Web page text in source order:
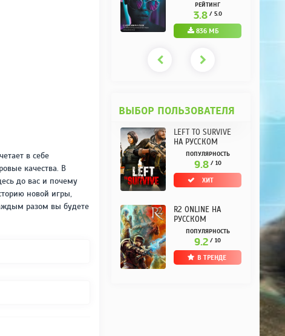
в себе
качества. В
до вас и почему
новой игры,
разом вы будете
(10.3.0.10) НА
РУССКОМ REPACK
ОТ KPOJIUK
РЕЙТИНГ
3.8 / 5.0
836 МБ
ВЫБОР ПОЛЬЗОВАТЕЛЯ
LEFT TO SURVIVE
НА РУССКОМ
ПОПУЛЯРНОСТЬ
9.8 / 10
ХИТ
R2 ONLINE НА
РУССКОМ
ПОПУЛЯРНОСТЬ
9.2 / 10
В ТРЕНДЕ